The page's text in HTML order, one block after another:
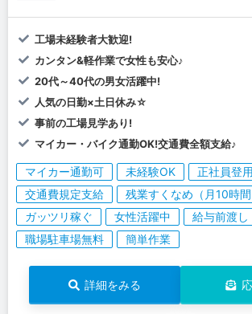
工場未経験者大歓迎!
カンタン&軽作業で女性も安心♪
20代～40代の男女活躍中!
人気の日勤×土日休み☆
事前の工場見学あり!
マイカー・バイク通勤OK!交通費全額支給♪
マイカー通勤可 未経験OK
正社員登
交通費規定支給
残業すくなめ（月10時間
ガッツリ稼ぐ
女性活躍中
給与前渡し
職場駐車場無料
簡単作業
詳細をみる